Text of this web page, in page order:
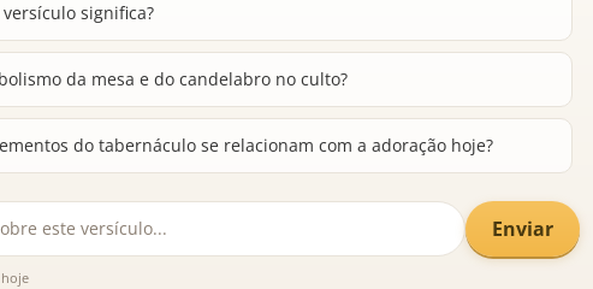
significa?
da mesa e do candelabro no culto?
do tabernáculo se relacionam com a adoração hoje?
Enviar
hoje